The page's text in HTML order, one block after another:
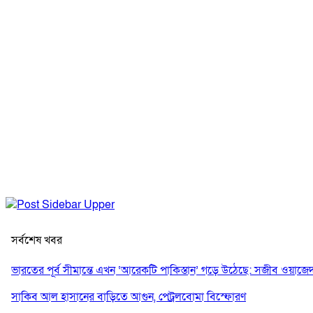
সর্বশেষ খবর
ভারতের পূর্ব সীমান্তে এখন ‘আরেকটি পাকিস্তান’ গড়ে উঠেছে: সজীব
সাকিব আল হাসানের বাড়িতে আগুন, পেট্রলবোমা বিস্ফোরণ